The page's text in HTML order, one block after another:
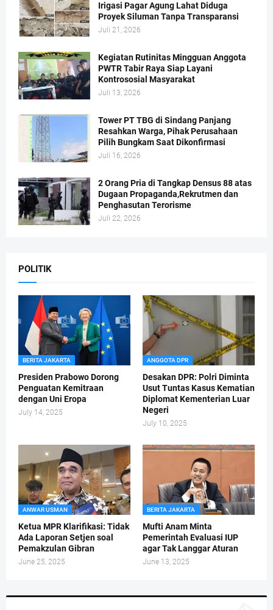
Irigasi Pagar Agung Lahat Diduga
Proyek Siluman Tanpa Transparansi
Juli 21, 2026
Kegiatan Rutinitas Mingguan Anggota
PWTR Tabir Raya Siap Layani
Kontrososial Masyarakat
Juli 13, 2026
Tower PT TBG di Sindang Panjang
Resahkan Warga, Pihak Perusahaan
Pilih Bungkam Saat Dikonfirmasi
Juli 16, 2026
2 Orang Pria di Tangkap Densus 88 atas
Dugaan Propaganda,Rekrutmen dan
Penghasutan Terorisme
Juli 22, 2026
POLITIK
BERITA JAKARTA
Presiden Prabowo Dorong
Penguatan Kemitraan
dengan Uni Eropa
July 14, 2025
ANGGOTA DPR
Desakan DPR: Polri Diminta
Usut Tuntas Kasus Kematian
Diplomat Kementerian Luar
Negeri
July 10, 2025
ANWAR USMAN
Ketua MPR Klarifikasi: Tidak
Ada Laporan Setjen soal
Pemakzulan Gibran
June 25, 2025
BERITA JAKARTA
Mufti Anam Minta
Pemerintah Evaluasi IUP
agar Tak Langgar Aturan
June 13, 2025